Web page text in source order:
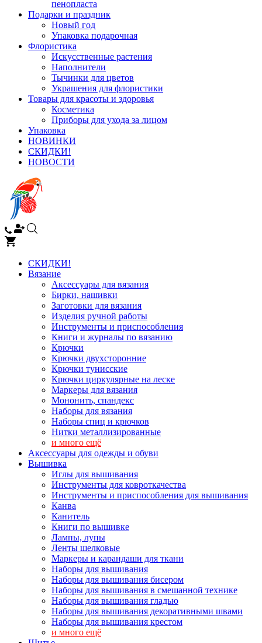
пенопласта
Подарки и праздник
Новый год
Упаковка подарочная
Флористика
Искусственные растения
Наполнители
Тычинки для цветов
Украшения для флористики
Товары для красоты и здоровья
Косметика
Приборы для ухода за лицом
Упаковка
НОВИНКИ
СКИДКИ!
НОВОСТИ
СКИДКИ!
Вязание
Аксессуары для вязания
Бирки, нашивки
Заготовки для вязания
Изделия ручной работы
Инструменты и приспособления
Книги и журналы по вязанию
Крючки
Крючки двухсторонние
Крючки тунисские
Крючки циркулярные на леске
Маркеры для вязания
Мононить, спандекс
Наборы для вязания
Наборы спиц и крючков
Нитки металлизированные
и много ещё
Аксессуары для одежды и обуви
Вышивка
Иглы для вышивания
Инструменты для ковроткачества
Инструменты и приспособления для вышивания
Канва
Канитель
Книги по вышивке
Лампы, лупы
Ленты шелковые
Маркеры и карандаши для ткани
Наборы для вышивания
Наборы для вышивания бисером
Наборы для вышивания в смешанной технике
Наборы для вышивания гладью
Наборы для вышивания декоративными швами
Наборы для вышивания крестом
и много ещё